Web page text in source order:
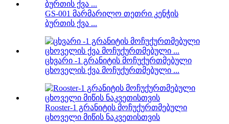
GS-001 მარმარილო თეთრი კენჭის
ბურთის ქვა ...
ცხვარი -1 გრანიტის მოჩუქურთმებული
ცხოველის ქვა მოჩუქურთმებული ...
Rooster-1 გრანიტის მოჩუქურთმებული
ცხოველი მიწის ნაკვეთისთვის